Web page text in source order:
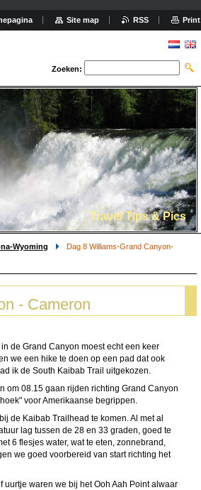
Zoeken:
Travel Tips & Pics
Wyoming
Dag 8 Williams-Grand Canyon-
- Cameron
de Grand Canyon moest echt een keer
we een hike te doen op een pad dat ook
ik de South Kaibab Trail uitgekozen.
om 08.15 gaan rijden richting Grand Canyon
voor Amerikaanse begrippen.
de Kaibab Trailhead te komen. Al met al
lag tussen de 28 en 33 graden, goed te
6 flesjes water, wat te eten, zonnebrand,
we goed voorbereid van start richting het
waren we bij het Ooh Aah Point alwaar
Site map RSS Print